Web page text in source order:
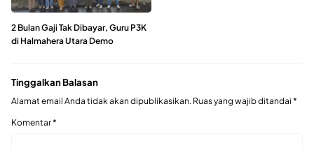
2 Bulan Gaji Tak Dibayar, Guru P3K
di Halmahera Utara Demo
Tinggalkan Balasan
Alamat email Anda tidak akan dipublikasikan. Ruas yang wajib ditandai *
Komentar*